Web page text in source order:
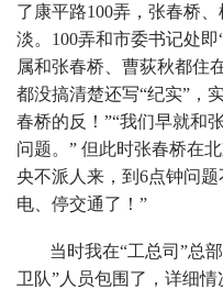
了康平路100弄，张春桥
淡。100弄和市委书记处
属和张春桥、曹荻秋都住
都没搞清楚还写“纪实”，
春桥的反！”“我们早就和
问题。” 但此时张春桥在
央不派人来，到6点钟问
电、停交通了！”
当时我在“工总司”总
卫队”人员包围了，详细